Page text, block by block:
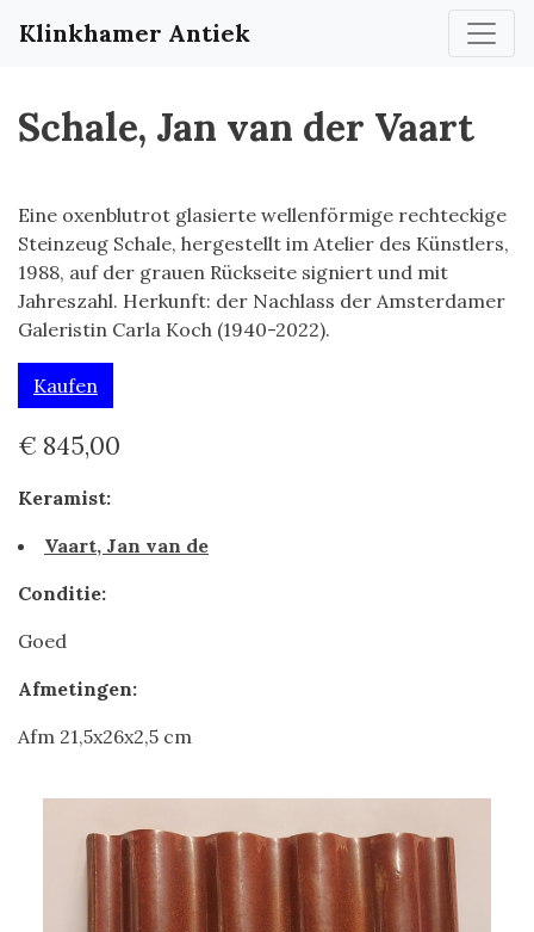
Klinkhamer Antiek
Schale, Jan van der Vaart
Eine oxenblutrot glasierte wellenförmige rechteckige
Steinzeug Schale, hergestellt im Atelier des Künstlers,
1988, auf der grauen Rückseite signiert und mit
Jahreszahl. Herkunft: der Nachlass der Amsterdamer
Galeristin Carla Koch (1940-2022).
Kaufen
€ 845,00
Keramist:
Vaart, Jan van de
Conditie:
Goed
Afmetingen:
Afm 21,5x26x2,5 cm